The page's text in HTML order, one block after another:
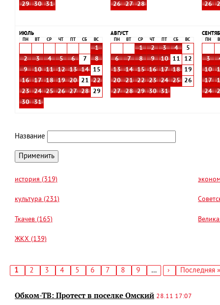
29
30 31
26
27 28
26
ИЮЛЬ
ПН ВТ СР ЧТ СБ ВС
1
2
3 4 5 6 7
8
9
10 11 12 13 14
15
16
17 18 19 20 21
22
23
24 25 26 27 28
29
30
31
АВГУСТ
ПН ВТ СР ЧТ СБ ВС
1 2 3 4
5
6
7 8 9 10 11
12
13
14 15 16 17 18
19
20
21 22 23 24 25
26
27
28 29 30 31
ПН
3
10
17
24
Название
история (319)
культура (231)
Ткачев (165)
ЖКХ (139)
Текущая
1 Страница
2 Страница
3 Страница
4 Страница
5 Страница
6 Страница
7 Страница
8 Страница
9 …
Следующая
›
Последняя
Последняя »
Обком-ТВ: Протест в поселке Омский 28.11 17:07